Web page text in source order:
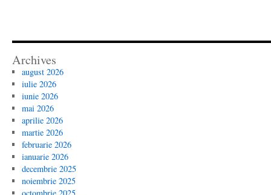
Archives
august 2026
iulie 2026
iunie 2026
mai 2026
aprilie 2026
martie 2026
februarie 2026
ianuarie 2026
decembrie 2025
noiembrie 2025